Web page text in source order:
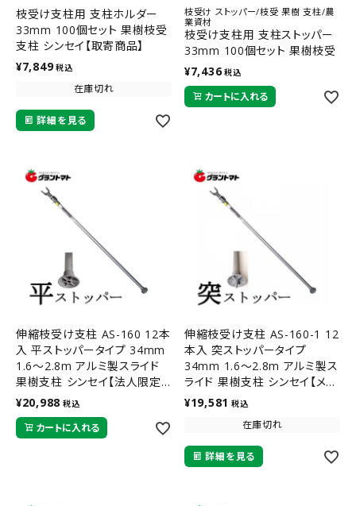
枝受け支柱用 支柱ホルダー
33mm 100個セット 果樹枝受
支柱 シンセイ【取寄商品】
¥7,849 税込
在庫切れ
詳細を見る
枝受け ストッパー/枝受 果樹 支柱/農
業資材
枝受け支柱用 支柱ストッパー
33mm 100個セット 果樹枝受
支柱 シンセイ
¥7,436 税込
カートに入れる
伸縮枝受け支柱 AS-160 12本
入 平ストッパータイプ 34mm
1.6～2.8m アルミ製スライド
果樹支柱 シンセイ【法人限定・
メーカー直送】
¥20,988 税込
カートに入れる
伸縮枝受け支柱 AS-160-1 12
本入 突ストッパータイプ
34mm 1.6～2.8m アルミ製ス
ライド 果樹支柱 シンセイ【メー
カー直送】
¥19,581 税込
在庫切れ
詳細を見る